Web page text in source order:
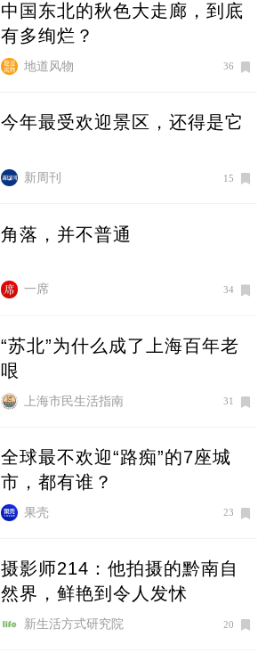
中国东北的秋色大走廊，到底
有多绚烂？
地道风物 36
今年最受欢迎景区，还得是它
新周刊 15
角落，并不普通
一席 34
“苏北”为什么成了上海百年老
哏
上海市民生活指南 31
全球最不欢迎“路痴”的7座城
市，都有谁？
果壳 23
摄影师214：他拍摄的黔南自
然界，鲜艳到令人发怵
新生活方式研究院 20